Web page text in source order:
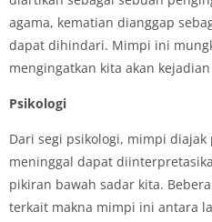
agama, kematian dianggap
dapat dihindari. Mimpi ini
mengingatkan kita akan
Psikologi
Dari segi psikologi, mimpi
meninggal dapat
pikiran bawah sadar kita.
terkait makna mimpi ini antara